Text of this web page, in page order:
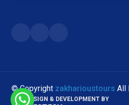
© Copyright zakharioustours All
WEB DESIGN & DEVELOPMENT BY